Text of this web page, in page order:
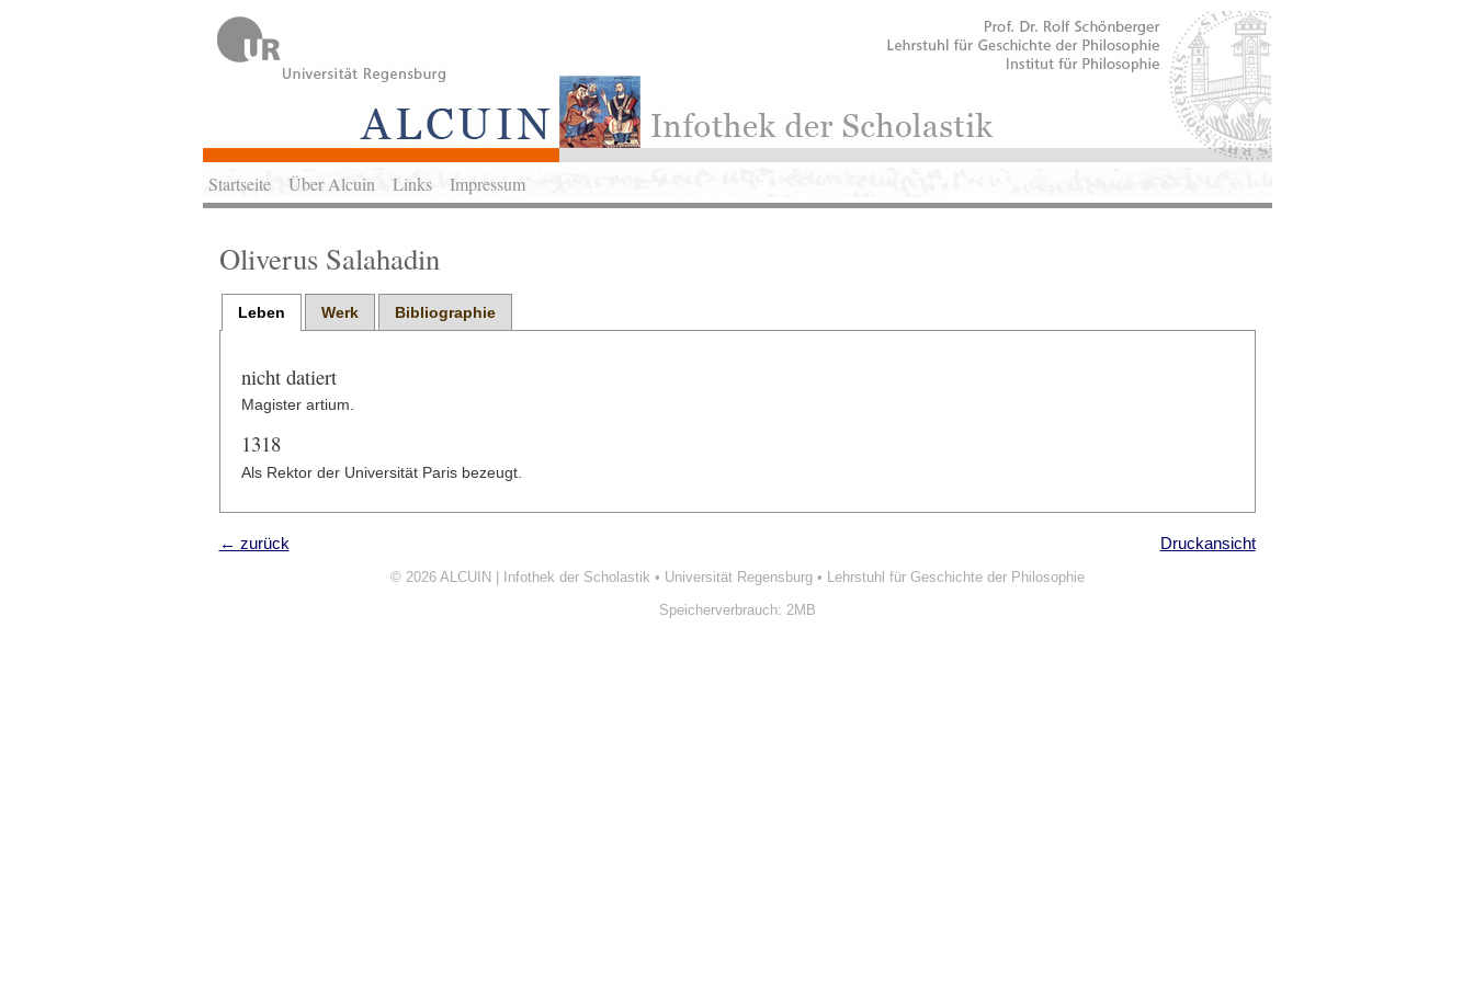
Startseite Über Alcuin Links Impressum
Oliverus Salahadin
Leben Werk Bibliographie
nicht datiert
Magister artium.
1318
Als Rektor der Universität Paris bezeugt.
← zurück Druckansicht
© 2026 ALCUIN | Infothek der Scholastik • Universität Regensburg•
Lehrstuhl für Geschichte der Philosophie
Speicherverbrauch: 2MB